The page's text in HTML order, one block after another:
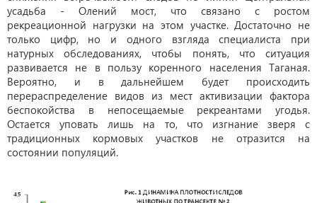
усадьба - Олений мост, что связано с ростом
рекреационной нагрузки на этом участке. Достаточно не
только цифр, но и одного взгляда специалиста при
натурных обследованиях, чтобы понять, что ситуация
развивается не в пользу коренного населения Таганая.
Вероятно, и в дальнейшем будет происходить
перераспределение видов из мест активизации фактора
беспокойства в непосещаемые рекреантами угодья.
Остается уповать лишь на то, что изгнание зверя с
традиционных кормовых участков не отразится на
состоянии популяций.